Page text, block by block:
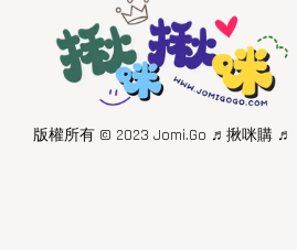
版權所有 © 2023 Jomi.Go ♬揪咪購 ♬